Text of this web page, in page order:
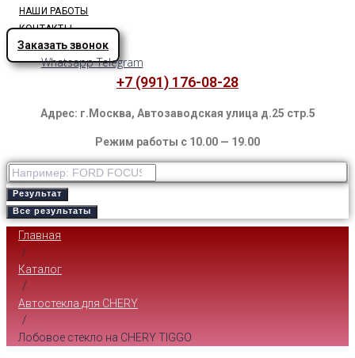
НАШИ РАБОТЫ
КОНТАКТЫ
Заказать звонок
Whatsapp Telegram
+7 (991) 176-08-28
Адрес: г.Москва, Автозаводская улица д.25 стр.5
Режим работы с 10.00 — 19.00
Результат
Все результаты
Главная
/
Каталог
/
Автостекла для CHERY
/
Лобовое стекло на CHERY TIGGO